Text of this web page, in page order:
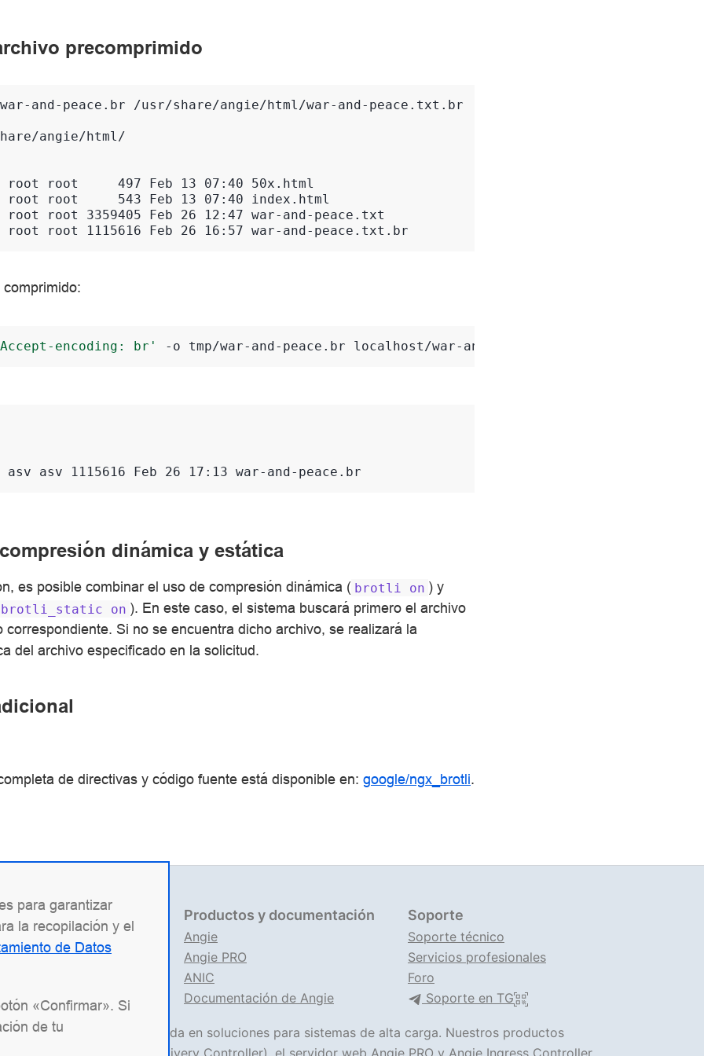
precomprimido
and-peace.br /usr/share/angie/html/war-and-peace.txt.br
angie/html/
root root     497 Feb 13 07:40 50x.html
root root     543 Feb 13 07:40 index.html
root root 3359405 Feb 26 12:47 war-and-peace.txt
root root 1115616 Feb 26 16:57 war-and-peace.txt.br
encoding: br' -o tmp/war-and-peace.br
asv asv 1115616 Feb 26 17:13 war-and-peace.br
dinámica y estática
es posible combinar el uso de compresión dinámica ( brotli on ) y
brotli_static on ). En este caso, el sistema buscará primero el archivo
correspondiente. Si no se encuentra dicho archivo, se realizará la
del archivo especificado en la solicitud.
de directivas y código fuente está disponible en: google/ngx_brotli.
para garantizar
la recopilación y el
de Datos
«Confirmar». Si
de tu
legal
1227700436578
de uso del sitio web
Productos y documentación
Angie
Angie PRO
ANIC
Documentación de Angie
Soporte
Soporte técnico
Servicios profesionales
Foro
Soporte en TG
de TI rusa especializada en soluciones para sistemas de alta carga. Nuestros productos
(Application Delivery Controller), el servidor web Angie PRO y Angie Ingress Controller